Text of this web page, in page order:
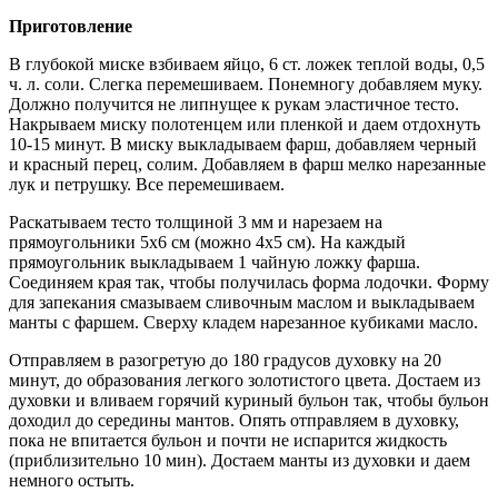
Приготовление
В глубокой миске взбиваем яйцо, 6 ст. ложек теплой воды, 0,5
ч. л. соли. Слегка перемешиваем. Понемногу добавляем муку.
Должно получится не липнущее к рукам эластичное тесто.
Накрываем миску полотенцем или пленкой и даем отдохнуть
10-15 минут. В миску выкладываем фарш, добавляем черный
и красный перец, солим. Добавляем в фарш мелко нарезанные
лук и петрушку. Все перемешиваем.
Раскатываем тесто толщиной 3 мм и нарезаем на
прямоугольники 5х6 см (можно 4х5 см). На каждый
прямоугольник выкладываем 1 чайную ложку фарша.
Соединяем края так, чтобы получилась форма лодочки. Форму
для запекания смазываем сливочным маслом и выкладываем
манты с фаршем. Сверху кладем нарезанное кубиками масло.
Отправляем в разогретую до 180 градусов духовку на 20
минут, до образования легкого золотистого цвета. Достаем из
духовки и вливаем горячий куриный бульон так, чтобы бульон
доходил до середины мантов. Опять отправляем в духовку,
пока не впитается бульон и почти не испарится жидкость
(приблизительно 10 мин). Достаем манты из духовки и даем
немного остыть.